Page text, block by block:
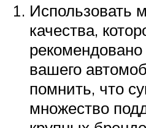
Использовать
качества,
вашего
помнить, что
множество